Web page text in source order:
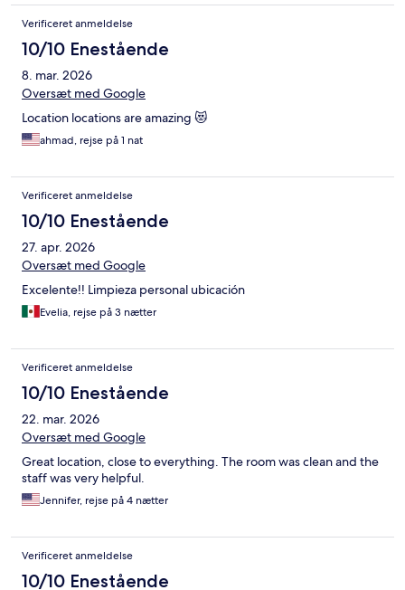
Verificeret anmeldelse
10/10 Enestående
8. mar. 2026
Oversæt med Google
Location locations are amazing 😻
ahmad, rejse på 1 nat
Verificeret anmeldelse
10/10 Enestående
27. apr. 2026
Oversæt med Google
Excelente!! Limpieza personal ubicación
Evelia, rejse på 3 nætter
Verificeret anmeldelse
10/10 Enestående
22. mar. 2026
Oversæt med Google
Great location, close to everything. The room was clean and the
staff was very helpful.
Jennifer, rejse på 4 nætter
Verificeret anmeldelse
10/10 Enestående